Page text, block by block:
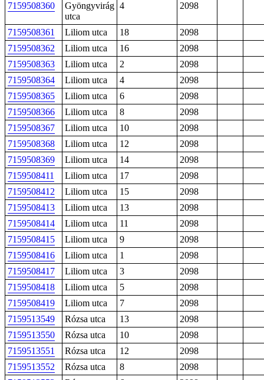
7159508360
Gyöngyvirág
utca
4 2098
7159508361 Liliom utca 18
2098
7159508362
Liliom utca 16
2098
7159508363
Liliom utca 2
2098
7159508364
Liliom utca 4
2098
7159508365
Liliom utca 6
2098
7159508366
Liliom utca 8
2098
7159508367
Liliom utca 10
2098
7159508368
Liliom utca 12
2098
7159508369
Liliom utca 14
2098
7159508411
Liliom utca 17
2098
7159508412
Liliom utca 15
2098
7159508413
Liliom utca 13
2098
7159508414
Liliom utca 11
2098
7159508415
Liliom utca 9
2098
7159508416
Liliom utca 1
2098
7159508417
Liliom utca 3
2098
7159508418
Liliom utca 5
2098
7159508419
Liliom utca 7
2098
7159513549
Rózsa utca 13
2098
7159513550
Rózsa utca 10
2098
7159513551
Rózsa utca 12
2098
7159513552
Rózsa utca 8
2098